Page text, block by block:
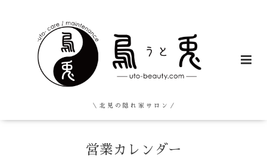
＼ 北 見 の 隠 れ 家 サ ロ ン ／
営業カレンダー